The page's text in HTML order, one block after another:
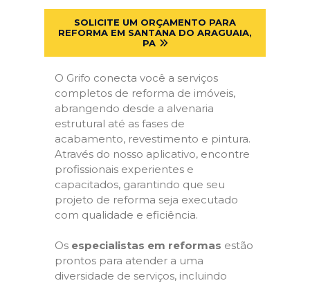
SOLICITE UM ORÇAMENTO PARA
REFORMA EM SANTANA DO ARAGUAIA,
PA
O Grifo conecta você a serviços
completos de reforma de imóveis,
abrangendo desde a alvenaria
estrutural até as fases de
acabamento, revestimento e pintura.
Através do nosso aplicativo, encontre
profissionais experientes e
capacitados, garantindo que seu
projeto de reforma seja executado
com qualidade e eficiência.
Os especialistas em reformas estão
prontos para atender a uma
diversidade de serviços, incluindo